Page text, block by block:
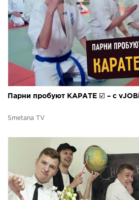
Парни пробуют КАРАТЕ ☑️ – c
Smetana TV